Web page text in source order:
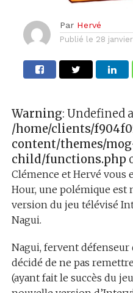
Par Hervé
Publié le 28
Warning: Undefined
/home/clients/
content/themes/
child/functions.php
Clémence et Hervé vous
Hour, une polémique est
version du jeu télévisé
Nagui.
Nagui, fervent défenseur
décidé de ne pas
(ayant fait le succès du